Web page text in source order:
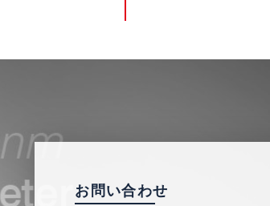
お問い合わせ